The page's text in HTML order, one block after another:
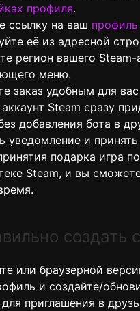
профиля.
ссылку на ваш профиль
её из адресной
регион вашего Steam-
меню.
заказ удобным для
Steam сразу
добавления бота в
уведомление и
подарка игра
Steam, и вы
создать
или браузерной
и создайте/
приглашения в